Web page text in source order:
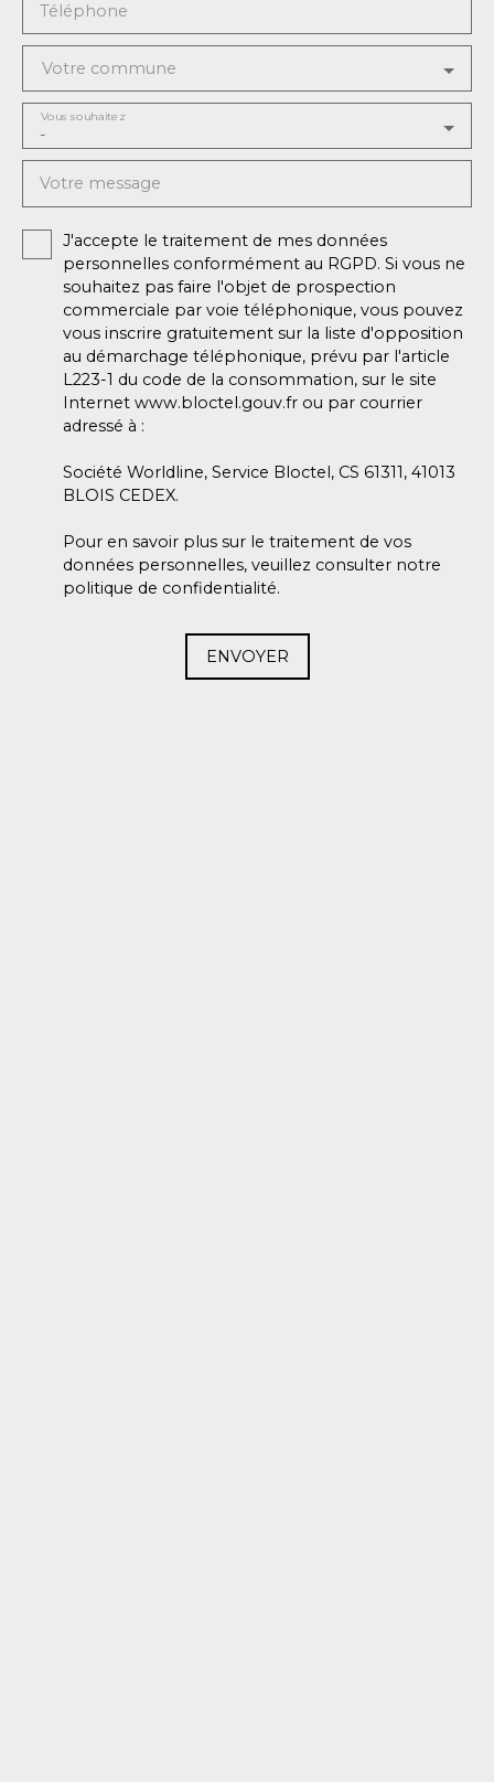
Téléphone
Votre commune
-
Vous souhaitez
Votre message
J'accepte le traitement de mes données
personnelles conformément au RGPD. Si vous ne
souhaitez pas faire l'objet de prospection
commerciale par voie téléphonique, vous pouvez
vous inscrire gratuitement sur la liste d'opposition
au démarchage téléphonique, prévu par l'article
L223-1 du code de la consommation, sur le site
Internet www.bloctel.gouv.fr ou par courrier
adressé à :
Société Worldline, Service Bloctel, CS 61311, 41013
BLOIS CEDEX.
Pour en savoir plus sur le traitement de vos
données personnelles, veuillez consulter notre
politique de confidentialité.
ENVOYER